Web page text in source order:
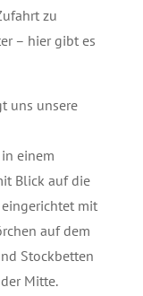
zu
– hier gibt es
uns unsere
einem
Blick auf die
mit
auf dem
Stockbetten
Mitte.